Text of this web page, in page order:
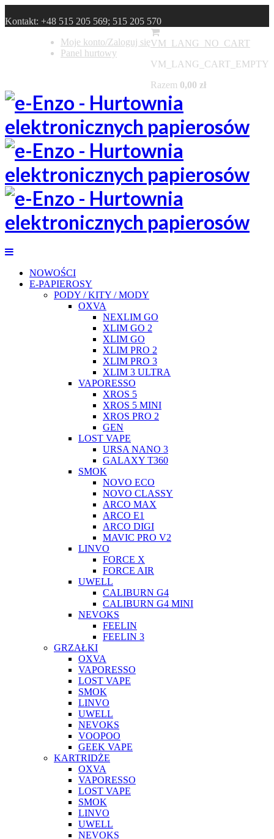
Kontakt: +48 515 205 569; 515 205 570
VM_LANG_NO_CART
VM_LANG_CART_EMPTY
Razem 0,00 zł
Moje konto/Zaloguj się
Panel hurtowy
NOWOŚCI
E-PAPIEROSY
PODY / KITY / MODY
OXVA
NEXLIM GO
XLIM GO 2
XLIM GO
XLIM PRO 2
XLIM PRO 3
XLIM 3 ULTRA
VAPORESSO
XROS 5
XROS 5 MINI
XROS PRO 2
GEN
LOST VAPE
URSA NANO 3
GALAXY T360
SMOK
NOVO ECO
NOVO CLASSY
ARCO MAX
ARCO E1
ARCO DIGI
MAVIC PRO V2
LINVO
FORCE X
FORCE AIR
UWELL
CALIBURN G4
CALIBURN G4 MINI
NEVOKS
FEELIN
FEELIN 3
GRZAŁKI
OXVA
VAPORESSO
LOST VAPE
SMOK
LINVO
UWELL
NEVOKS
VOOPOO
GEEK VAPE
KARTRIDŻE
OXVA
VAPORESSO
LOST VAPE
SMOK
LINVO
UWELL
NEVOKS